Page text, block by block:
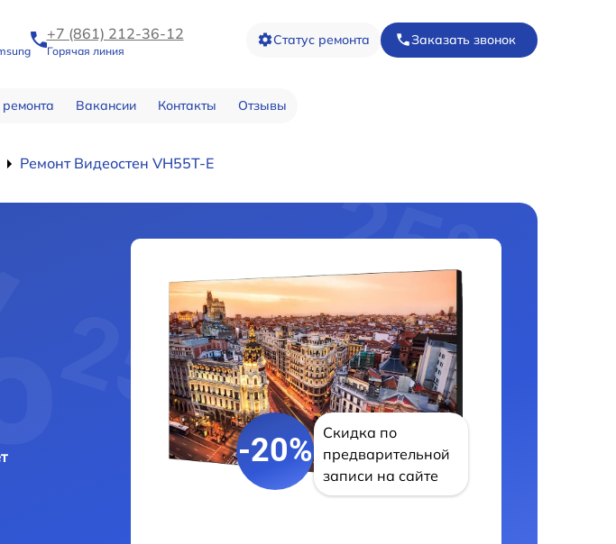
+7 (861) 212-36-12
Горячая линия
Статус ремонта Заказать звонок
Вакансии Контакты Отзывы
Ремонт Видеостен VH55T-E
-20%
Скидка по
предварительной
записи на сайте